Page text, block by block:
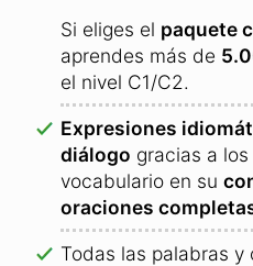
Si eliges el paquete
aprendes más de
el nivel C1/C2.
Expresiones
diálogo gracias a
vocabulario en su
oraciones
Todas las palabras